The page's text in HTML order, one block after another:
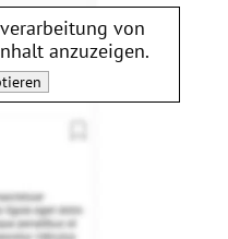
von
anzuzeigen.